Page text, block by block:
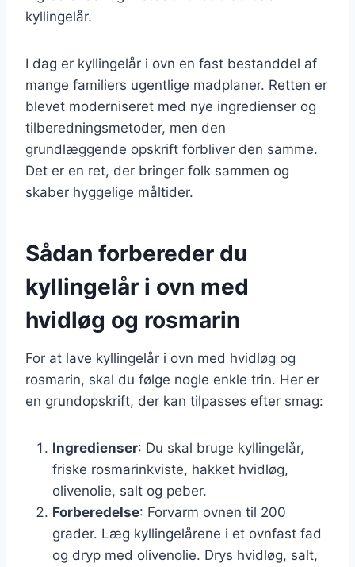
kyllingelår.
I dag er kyllingelår i ovn en fast bestanddel af
mange familiers ugentlige madplaner. Retten er
blevet moderniseret med nye ingredienser og
tilberedningsmetoder, men den
grundlæggende opskrift forbliver den samme.
Det er en ret, der bringer folk sammen og
skaber hyggelige måltider.
Sådan forbereder du
kyllingelår i ovn med
hvidløg og rosmarin
For at lave kyllingelår i ovn med hvidløg og
rosmarin, skal du følge nogle enkle trin. Her er
en grundopskrift, der kan tilpasses efter smag:
Ingredienser: Du skal bruge kyllingelår,
friske rosmarinkviste, hakket hvidløg,
olivenolie, salt og peber.
Forberedelse: Forvarm ovnen til 200
grader. Læg kyllingelårene i et ovnfast fad
og dryp med olivenolie. Drys hvidløg, salt,